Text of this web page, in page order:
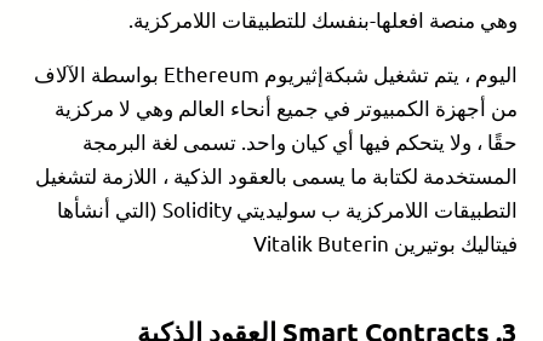
وهي منصة افعلها-بنفسك للتطبيقات اللامركزية.
اليوم ، يتم تشغيل شبكةإثيريوم Ethereum بواسطة الآلاف
من أجهزة الكمبيوتر في جميع أنحاء العالم وهي لا مركزية
حقًا ، ولا يتحكم فيها أي كيان واحد. تسمى لغة البرمجة
المستخدمة لكتابة ما يسمى بالعقود الذكية ، اللازمة لتشغيل
التطبيقات اللامركزية ب سوليديتي Solidity (التي أنشأها
فيتاليك بوتيرين Vitalik Buterin
3.
Smart Contractsالعقود الذكية